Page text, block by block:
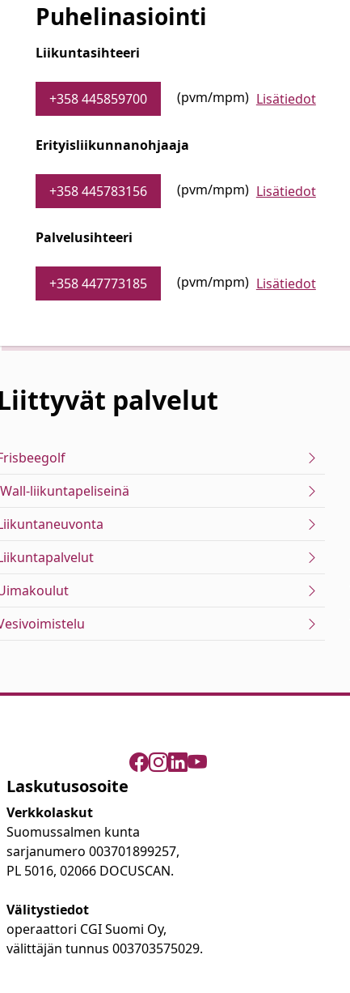
Puhelinasiointi
Liikuntasihteeri
+358 445859700 (pvm/mpm) Lisätiedot
Erityisliikunnanohjaaja
+358 445783156 (pvm/mpm) Lisätiedot
Palvelusihteeri
+358 447773185 (pvm/mpm) Lisätiedot
palvelut
liikuntapeliseinä
Laskutusosoite
Verkkolaskut
Suomussalmen kunta
sarjanumero 003701899257,
PL 5016, 02066 DOCUSCAN.
Välitystiedot
operaattori CGI Suomi Oy,
välittäjän tunnus 003703575029.